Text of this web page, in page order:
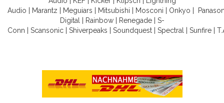
Audio
Marantz Meguiars Mitsubishi Mosconi Onkyo
Digital
Rainbow| Renegade| S-
Conn
Scansonic Shiverpeaks Soundquest Spectral Sunfire